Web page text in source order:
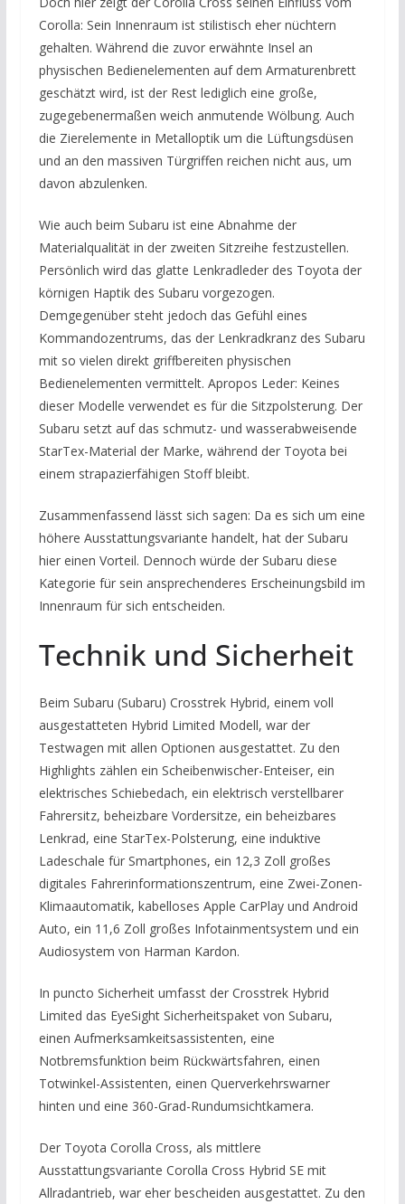
Corolla: Sein Innenraum ist stilistisch eher nüchtern
gehalten. Während die zuvor erwähnte Insel an
physischen Bedienelementen auf dem Armaturenbrett
geschätzt wird, ist der Rest lediglich eine große,
zugegebenermaßen weich anmutende Wölbung. Auch
die Zierelemente in Metalloptik um die Lüftungsdüsen
und an den massiven Türgriffen reichen nicht aus, um
davon abzulenken.
Wie auch beim Subaru ist eine Abnahme der
Materialqualität in der zweiten Sitzreihe festzustellen.
Persönlich wird das glatte Lenkradleder des Toyota der
körnigen Haptik des Subaru vorgezogen.
Demgegenüber steht jedoch das Gefühl eines
Kommandozentrums, das der Lenkradkranz des Subaru
mit so vielen direkt griffbereiten physischen
Bedienelementen vermittelt. Apropos Leder: Keines
dieser Modelle verwendet es für die Sitzpolsterung. Der
Subaru setzt auf das schmutz- und wasserabweisende
StarTex-Material der Marke, während der Toyota bei
einem strapazierfähigen Stoff bleibt.
Zusammenfassend lässt sich sagen: Da es sich um eine
höhere Ausstattungsvariante handelt, hat der Subaru
hier einen Vorteil. Dennoch würde der Subaru diese
Kategorie für sein ansprechenderes Erscheinungsbild im
Innenraum für sich entscheiden.
Technik und Sicherheit
Beim Subaru (Subaru) Crosstrek Hybrid, einem voll
ausgestatteten Hybrid Limited Modell, war der
Testwagen mit allen Optionen ausgestattet. Zu den
Highlights zählen ein Scheibenwischer-Enteiser, ein
elektrisches Schiebedach, ein elektrisch verstellbarer
Fahrersitz, beheizbare Vordersitze, ein beheizbares
Lenkrad, eine StarTex-Polsterung, eine induktive
Ladeschale für Smartphones, ein 12,3 Zoll großes
digitales Fahrerinformationszentrum, eine Zwei-Zonen-
Klimaautomatik, kabelloses Apple CarPlay und Android
Auto, ein 11,6 Zoll großes Infotainmentsystem und ein
Audiosystem von Harman Kardon.
In puncto Sicherheit umfasst der Crosstrek Hybrid
Limited das EyeSight Sicherheitspaket von Subaru,
einen Aufmerksamkeitsassistenten, eine
Notbremsfunktion beim Rückwärtsfahren, einen
Totwinkel-Assistenten, einen Querverkehrswarner
hinten und eine 360-Grad-Rundumsichtkamera.
Der Toyota Corolla Cross, als mittlere
Ausstattungsvariante Corolla Cross Hybrid SE mit
Allradantrieb, war eher bescheiden ausgestattet. Zu den